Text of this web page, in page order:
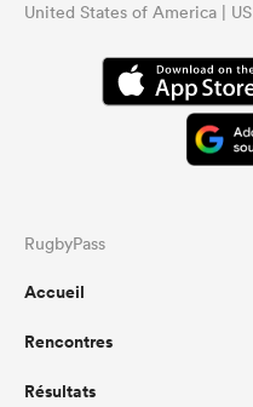
United States of America |
RugbyPass
Accueil
Rencontres
Résultats